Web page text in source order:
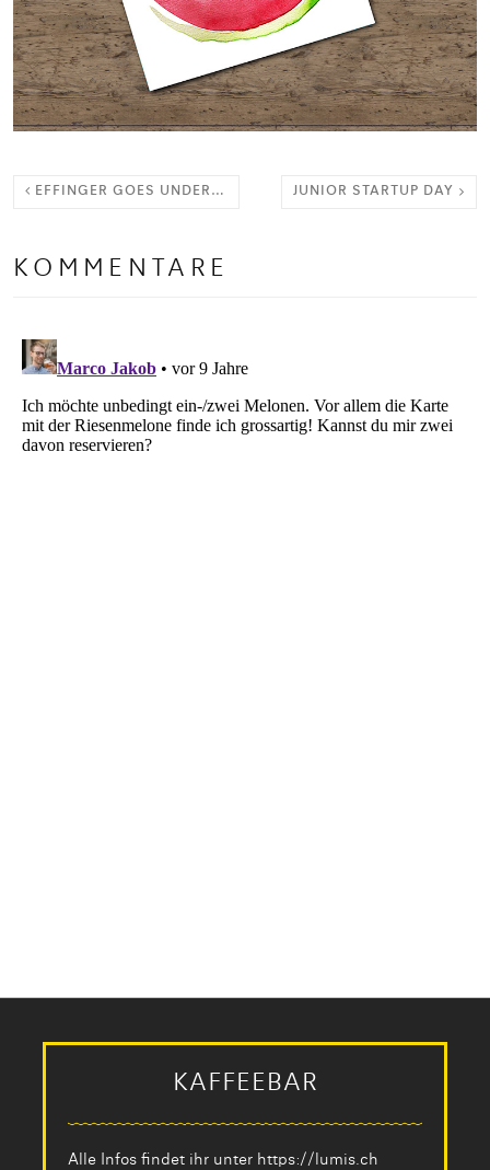
EFFINGER GOES UNDERGROUND JUNIOR STARTUP DAY
KOMMENTARE
KAFFEEBAR
Alle Infos findet ihr unter https://lumis.ch